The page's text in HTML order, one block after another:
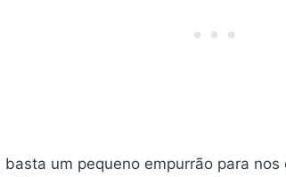
um pequeno empurrão para